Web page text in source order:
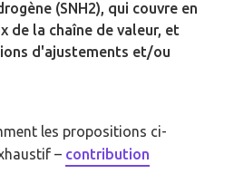
(SNH2), qui couvre en
de la chaîne de valeur, et
d'ajustements et/ou
les propositions ci-
– contribution